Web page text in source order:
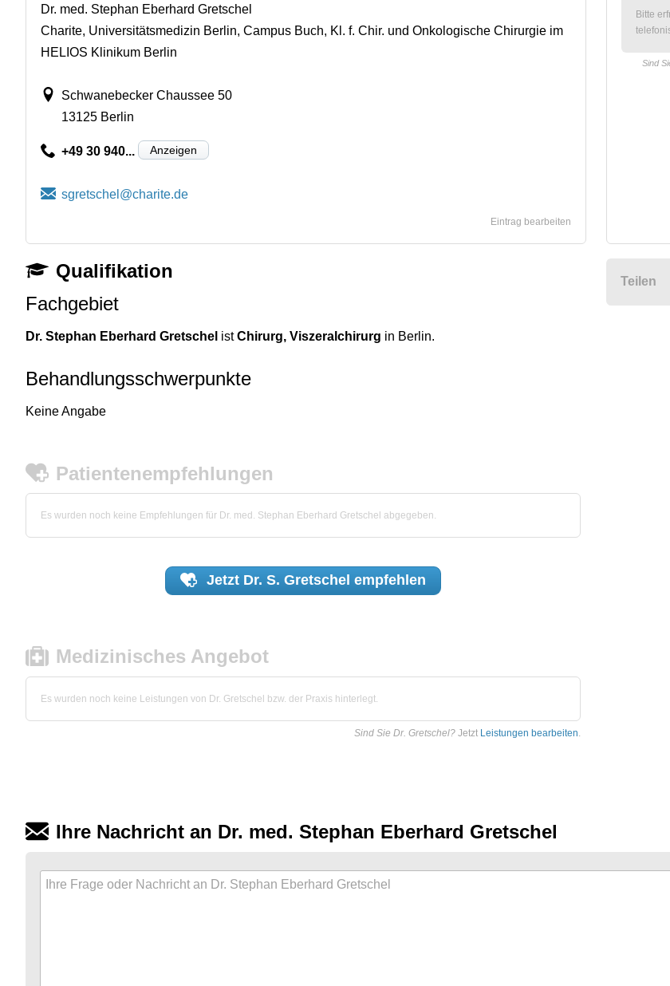
Dr. med. Stephan Eberhard Gretschel
Charite, Universitätsmedizin Berlin, Campus Buch, Kl. f. Chir. und Onkologische Chirurgie im
HELIOS Klinikum Berlin
Schwanebecker Chaussee 50
13125 Berlin
+49 30 940... Anzeigen
Eintrag bearbeiten
Bitte
Sind
Qualifikation
Fachgebiet
Dr. Stephan Eberhard Gretschel istChirurg, Viszeralchirurg in Berlin.
Behandlungsschwerpunkte
Keine Angabe
Patientenempfehlungen
Es wurden noch keine Empfehlungen für Dr. med. Stephan Eberhard Gretschel abgegeben.
Jetzt Dr. S. Gretschel empfehlen
Medizinisches Angebot
Es wurden noch keine Leistungen von Dr. Gretschel bzw. der Praxis hinterlegt.
Sind Sie Dr. Gretschel? Jetzt Leistungen bearbeiten.
Teilen
Ihre Nachricht an Dr. med. Stephan Eberhard Gretschel